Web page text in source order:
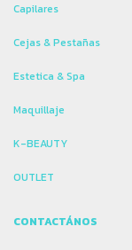
Capilares
Cejas & Pestañas
Estetica & Spa
Maquillaje
K-BEAUTY
OUTLET
CONTACTÁNOS